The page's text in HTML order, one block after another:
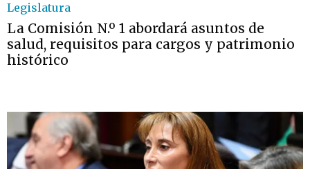
Legislatura
La Comisión N.º 1 abordará asuntos de
salud, requisitos para cargos y patrimonio
histórico